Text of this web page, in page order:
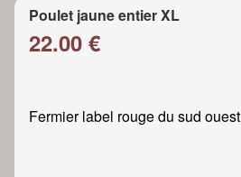
Poulet jaune entier XL
22.00 €
Fermier label rouge du sud ouest